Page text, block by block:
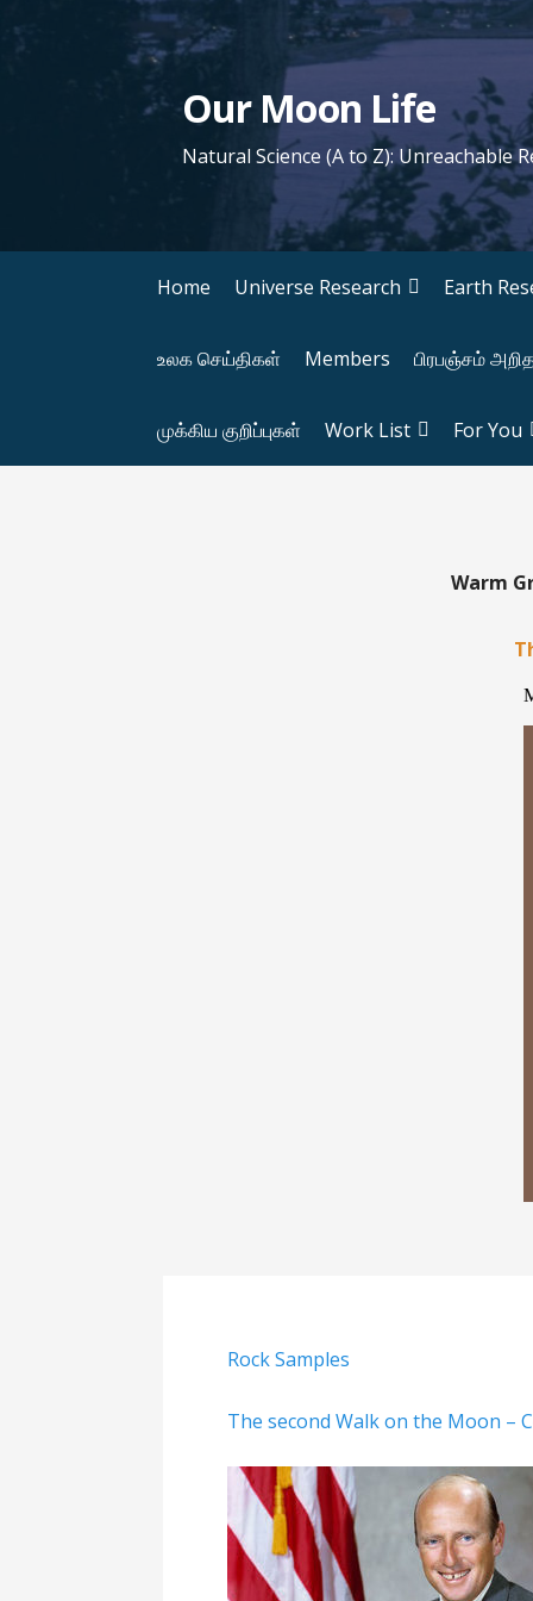
o
Our Moon Life
Natural Science (A to Z): Unreachable
Home Universe Research Earth
உலக செய்திகள் Members பிரபஞ்சம்
முக்கிய குறிப்புகள் Work List For You
Warm
Rock Samples
The second Walk on the Moon –